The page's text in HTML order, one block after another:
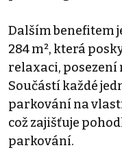
Dalším benefitem
284 m², která
relaxaci, posezení
Součástí každé
parkování na
což zajišťuje
parkování.